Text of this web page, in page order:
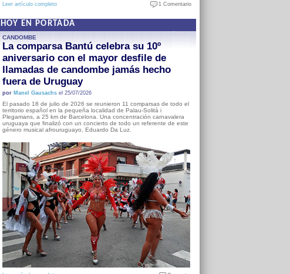
Leer artículo completo 1 Comentario
HOY EN PORTADA
CANDOMBE
La comparsa Bantú celebra su 10º
aniversario con el mayor desfile de
llamadas de candombe jamás hecho
fuera de Uruguay
por Manel Gausachsel 25/07/2026
El pasado 18 de julio de 2026 se reunieron 11 comparsas de todo el
territorio español en la pequeña localidad de Palau-Solità i
Plegamans, a 25 km de Barcelona. Una concentración carnavalera
uruguaya que finalizó con un concierto de todo un referente de este
género musical afrouruguayo, Eduardo Da Luz.